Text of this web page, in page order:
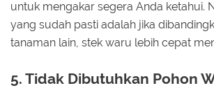
untuk mengakar segera Anda ketahui.
yang sudah pasti adalah jika
tanaman lain, stek waru lebih cepat
5. Tidak Dibutuhkan Pohon